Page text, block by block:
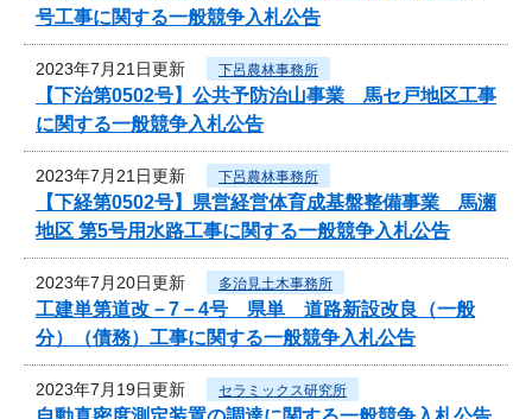
号工事に関する一般競争入札公告
2023年7月21日更新 下呂農林事務所
【下治第0502号】公共予防治山事業 馬セ戸地区工事
に関する一般競争入札公告
2023年7月21日更新 下呂農林事務所
【下経第0502号】県営経営体育成基盤整備事業 馬瀬
地区 第5号用水路工事に関する一般競争入札公告
2023年7月20日更新 多治見土木事務所
工建単第道改－7－4号 県単 道路新設改良（一般
分）（債務）工事に関する一般競争入札公告
2023年7月19日更新 セラミックス研究所